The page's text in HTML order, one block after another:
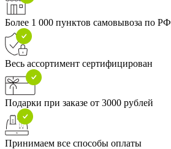
Более 1 000 пунктов самовывоза по РФ
Весь ассортимент сертифицирован
Подарки при заказе от 3000 рублей
Принимаем все способы оплаты